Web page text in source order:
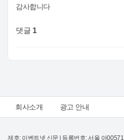
감사합니다
댓글 1
회사소개 광고 안내
제호: 이벤트넷 신문 | 등록번호: 서울 아00571